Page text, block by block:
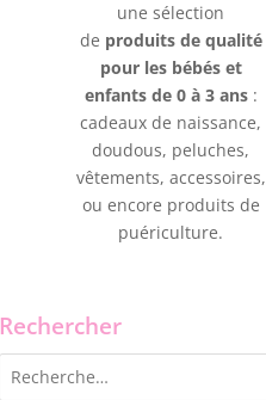
une sélection
de produits de qualité
pour les bébés et
enfants de 0 à 3 ans:
cadeaux de naissance,
doudous, peluches,
vêtements, accessoires,
ou encore produits de
puériculture.
Rechercher